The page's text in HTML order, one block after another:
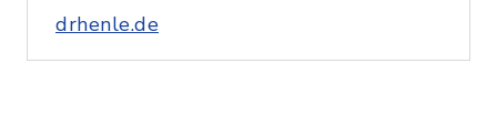
drhenle.de